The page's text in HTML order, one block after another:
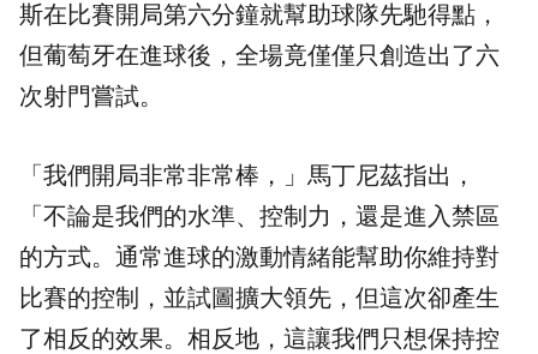
斯在比賽開局第六分鐘就幫助球隊先馳得點，
但葡萄牙在進球後，全場竟僅僅只創造出了六
次射門嘗試。
「我們開局非常非常棒，」馬丁尼茲指出，
「不論是我們的水準、控制力，還是進入禁區
的方式。通常進球的激動情緒能幫助你維持對
比賽的控制，並試圖擴大領先，但這次卻產生
了相反的效果。相反地，這讓我們只想保持控